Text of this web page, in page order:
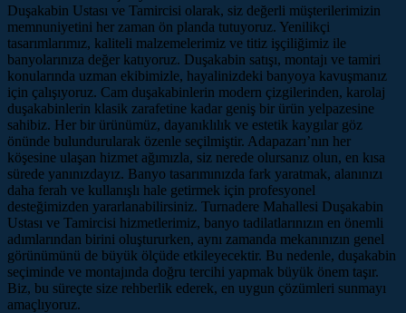
Duşakabin Ustası ve Tamircisi olarak, siz değerli müşterilerimizin
memnuniyetini her zaman ön planda tutuyoruz. Yenilikçi
tasarımlarımız, kaliteli malzemelerimiz ve titiz işçiliğimiz ile
banyolarınıza değer katıyoruz. Duşakabin satışı, montajı ve tamiri
konularında uzman ekibimizle, hayalinizdeki banyoya kavuşmanız
için çalışıyoruz. Cam duşakabinlerin modern çizgilerinden, karolaj
duşakabinlerin klasik zarafetine kadar geniş bir ürün yelpazesine
sahibiz. Her bir ürünümüz, dayanıklılık ve estetik kaygılar göz
önünde bulundurularak özenle seçilmiştir. Adapazarı’nın her
köşesine ulaşan hizmet ağımızla, siz nerede olursanız olun, en kısa
sürede yanınızdayız. Banyo tasarımınızda fark yaratmak, alanınızı
daha ferah ve kullanışlı hale getirmek için profesyonel
desteğimizden yararlanabilirsiniz. Turnadere Mahallesi Duşakabin
Ustası ve Tamircisi hizmetlerimiz, banyo tadilatlarınızın en önemli
adımlarından birini oluştururken, aynı zamanda mekanınızın genel
görünümünü de büyük ölçüde etkileyecektir. Bu nedenle, duşakabin
seçiminde ve montajında doğru tercihi yapmak büyük önem taşır.
Biz, bu süreçte size rehberlik ederek, en uygun çözümleri sunmayı
amaçlıyoruz.